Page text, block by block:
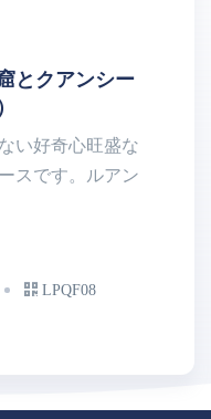
とクアンシー
い好奇心旺盛な
スです。ルアン
LPQF08